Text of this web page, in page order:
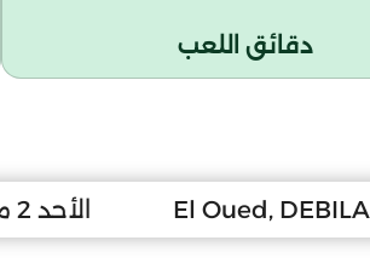
دقائق اللعب
El Oued, DEBILA الأحد 2 ماي 2010